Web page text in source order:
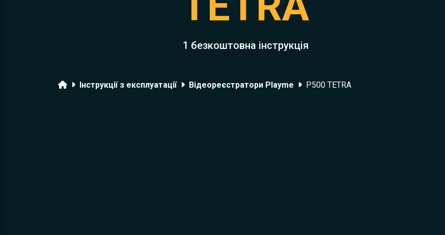
1 безкоштовна інструкція
ГоловнаІнструкції з експлуатації Відеореєстратори Playme P500 TETRA